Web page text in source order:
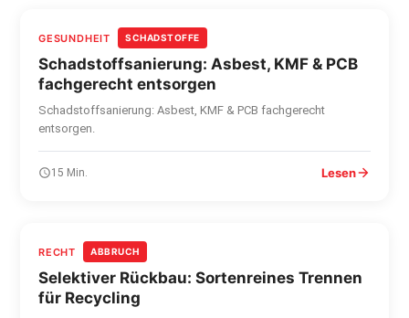
GESUNDHEIT SCHADSTOFFE
Schadstoffsanierung: Asbest, KMF & PCB
fachgerecht entsorgen
Schadstoffsanierung: Asbest, KMF & PCB fachgerecht
entsorgen.
15 Min. Lesen
RECHT ABBRUCH
Selektiver Rückbau: Sortenreines Trennen
für Recycling